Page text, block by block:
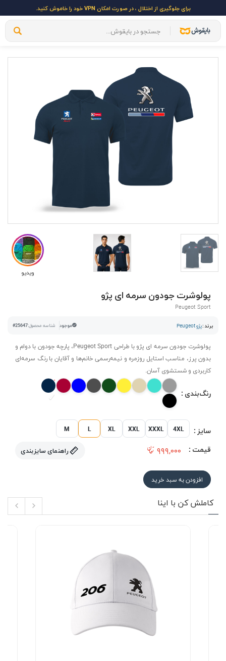
برای جلوگیری از اختلال ، در صورت امکان VPN خود را خاموش کنید.
ویدیو
پولوشرت جودون سرمه ای پژو
Peugeot Sport
برند :پژو Peugeot موجود شناسه محصول:#25647
پولوشرت جودون سرمه ای پژو با طراحی Peugeot Sport، پارچه جودون با دوام و
بدون پرز، مناسب استایل روزمره و نیمه‌رسمی خانم‌ها و آقایان با رنگ سرمه‌ای
کاربردی و شستشوی آسان.
رنگ‌بندی :
سایز : M L XL XXL XXXL 4XL
قیمت : ۹۹۹,۰۰۰ راهنمای سایزبندی
افزودن به سبد خرید
کاملش کن با اینا